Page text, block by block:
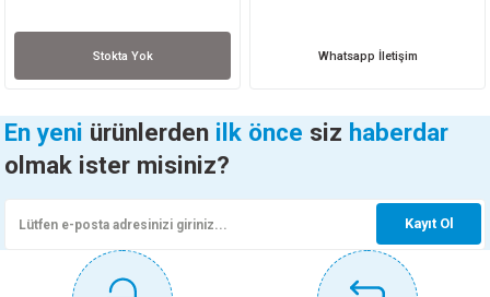
Stokta Yok Whatsapp İletişim
En yeni ürünlerden ilk önce siz haberdar
olmak ister misiniz?
Kayıt Ol